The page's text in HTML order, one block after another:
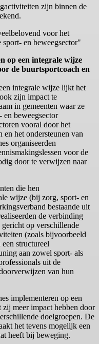
zijn binnen de
voor het
en beweegsector"
op een integrale wijze
de buurtsportcoach en
integrale wijze lijkt het
zijn impact te
in gemeenten waar ze
en beweegsector
vooral door het
en het ondersteunen van
organiseerden
voor de
door te verwijzen naar
die hen
wijze (bij zorg, sport- en
bestaande uit
de verbinding
gericht op verschillende
(zoals bijvoorbeeld
structureel
aan zowel sport- als
uit de
van hun
implementeren op een
meer impact hebben door
doelgroepen. De
het tevens mogelijk een
heeft bij beweging.